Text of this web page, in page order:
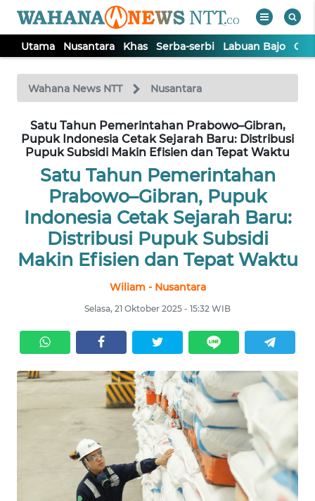
Utama Nusantara Khas Serba-serbi Labuan Bajo
Wahana News NTT Nusantara
Satu Tahun Pemerintahan Prabowo–Gibran,
Pupuk Indonesia Cetak Sejarah Baru: Distribusi
Pupuk Subsidi Makin Efisien dan Tepat Waktu
Satu Tahun Pemerintahan
Prabowo–Gibran, Pupuk
Indonesia Cetak Sejarah Baru:
Distribusi Pupuk Subsidi
Makin Efisien dan Tepat Waktu
Wiliam - Nusantara
Selasa, 21 Oktober 2025 - 15:32 WIB
TV
Tutup
UTAMA
NUSANTARA
SERBA-
SERBI
OPINI
Informasi